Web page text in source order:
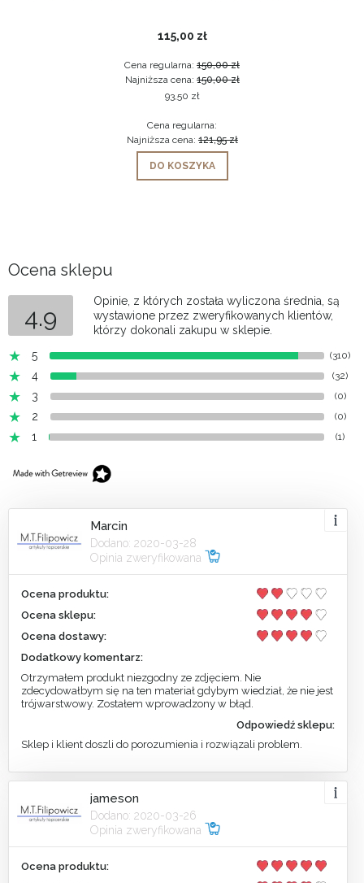
115,00 zł
Cena regularna: 150,00 zł
Najniższa cena: 150,00 zł
93,50 zł
Cena regularna:
Najniższa cena: 121,95 zł
DO KOSZYKA
Ocena sklepu
4.9
Opinie, z których została wyliczona średnia, są
wystawione przez zweryfikowanych klientów,
którzy dokonali zakupu w sklepie.
5
(310)
4 (32)
3 (0)
2 (0)
1 (1)
Marcin
Dodano: 2020-03-28
Opinia zweryfikowana
Ocena produktu:
Ocena sklepu:
Ocena dostawy:
Dodatkowy komentarz:
Otrzymałem produkt niezgodny ze zdjęciem. Nie
zdecydowałbym się na ten materiał gdybym wiedział, że nie jest
trójwarstwowy. Zostałem wprowadzony w błąd.
Odpowiedź sklepu:
Sklep i klient doszli do porozumienia i rozwiązali problem.
jameson
Dodano: 2020-03-26
Opinia zweryfikowana
Ocena produktu: